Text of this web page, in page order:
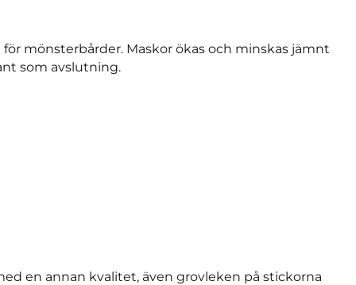
mönsterbårder. Maskor ökas och minskas jämnt
som avslutning.
en annan kvalitet, även grovleken på stickorna